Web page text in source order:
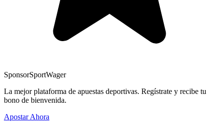
SponsorSportWager
La mejor plataforma de apuestas deportivas. Regístrate y recibe tu
bono de bienvenida.
Apostar Ahora